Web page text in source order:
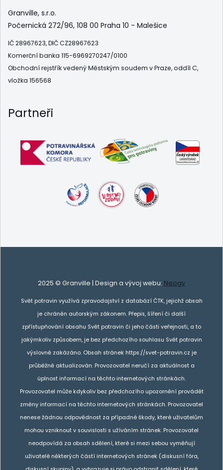
Granville, s.r.o.
Počernická 272/96, 108 00 Praha 10 - Malešice
IČ 28967623, DIČ CZ28967623
Komerční banka 115-6969270247/0100
Obchodní rejstřík vedený Městským soudem v Praze, oddíl C,
vložka 156568
Partneři
2025 © Granville | Design a vývoj webu: Neogy
Svět potravin využívá zpravodajství z databází ČTK, jejichž obsah
je chráněn autorským zákonem. Přepis, šíření či další
zpřístupňování obsahu Svět potravin či jeho části veřejnosti, a to
jakýmkoliv způsobem, je bez předchozího souhlasu Svět potravin
výslovně zakázáno. Obsah stránek https://svet-potravin.cz je
průběžně aktualizován. Provozovatel neručí za aktuálnost a
úplnost informací na těchto internetových stránkách.
Provozovatel může kdykoliv bez předchozího upozornění provádět
změny informací na těchto internetových stránkách. Provozovatel
nenese žádnou odpovědnost za případné škody, které uživatelům
mohou vzniknout v souvislosti s užíváním stránek. Provozovatel
neodpovídá za obsah sdělení, které si mezi sebou vyměňují
uživatelé některých částí internetových stránek (diskusní fóra,